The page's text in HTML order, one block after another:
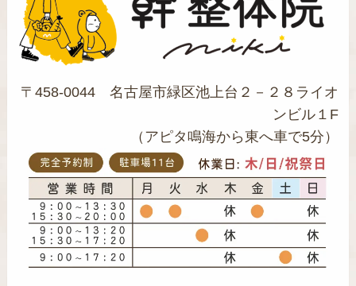
〒458-0044 名古屋市緑区池上台２－２８ライオ
ンビル１F
（アピタ鳴海から東へ車で5分）